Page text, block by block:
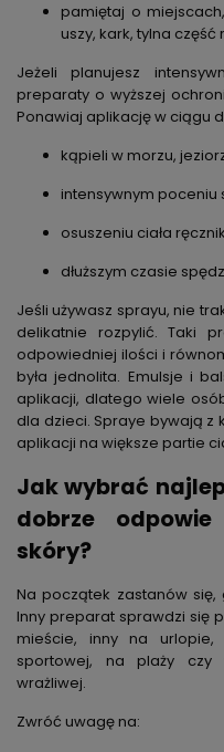
pamiętaj o
uszy, kark, tylna
Jeżeli planujesz
preparaty o wyższej
Ponawiaj aplikację w ciągu
kąpieli w morzu,
intensywnym poceniu
osuszeniu ciała
dłuższym czasie
Jeśli używasz sprayu, nie
delikatnie rozpylić. Taki
odpowiedniej ilości i
była jednolita. Emulsje i
aplikacji, dlatego wiele
dla dzieci. Spraye bywają z
aplikacji na większe partie
Jak wybrać
dobrze
skóry?
Na początek zastanów
Inny preparat sprawdzi się
mieście, inny na
sportowej, na plaży czy
wrażliwej.
Zwróć uwagę na: